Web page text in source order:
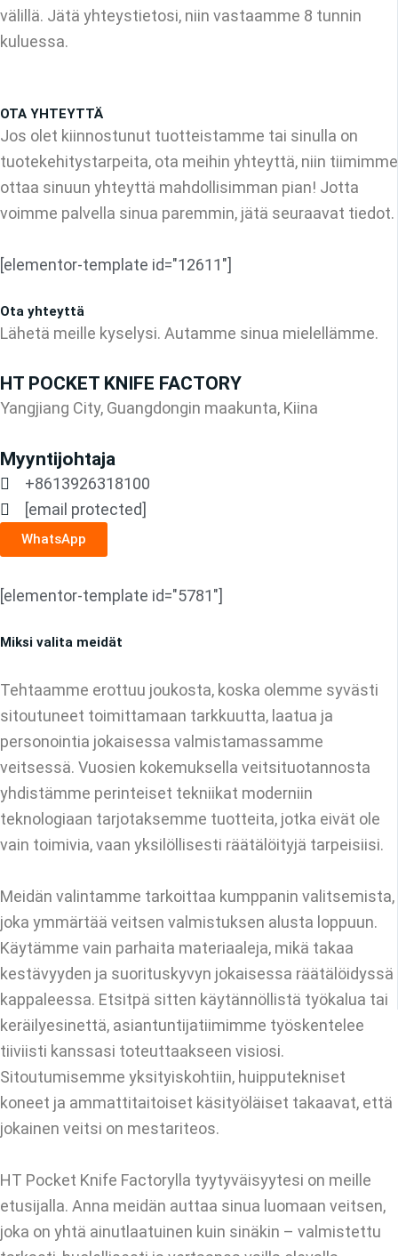
välillä. Jätä yhteystietosi, niin vastaamme 8 tunnin
kuluessa.
OTA YHTEYTTÄ
Jos olet kiinnostunut tuotteistamme tai sinulla on
tuotekehitystarpeita, ota meihin yhteyttä, niin tiimimme
ottaa sinuun yhteyttä mahdollisimman pian! Jotta
voimme palvella sinua paremmin, jätä seuraavat tiedot.
[elementor-template id="12611"]
Ota yhteyttä
Lähetä meille kyselysi. Autamme sinua mielellämme.
HT POCKET KNIFE FACTORY
Yangjiang City, Guangdongin maakunta, Kiina
Myyntijohtaja
+8613926318100
[email protected]
WhatsApp
[elementor-template id="5781"]
Miksi valita meidät
Tehtaamme erottuu joukosta, koska olemme syvästi
sitoutuneet toimittamaan tarkkuutta, laatua ja
personointia jokaisessa valmistamassamme
veitsessä. Vuosien kokemuksella veitsituotannosta
yhdistämme perinteiset tekniikat moderniin
teknologiaan tarjotaksemme tuotteita, jotka eivät ole
vain toimivia, vaan yksilöllisesti räätälöityjä tarpeisiisi.
Meidän valintamme tarkoittaa kumppanin valitsemista,
joka ymmärtää veitsen valmistuksen alusta loppuun.
Käytämme vain parhaita materiaaleja, mikä takaa
kestävyyden ja suorituskyvyn jokaisessa räätälöidyssä
kappaleessa. Etsitpä sitten käytännöllistä työkalua tai
keräilyesinettä, asiantuntijatiimimme työskentelee
tiiviisti kanssasi toteuttaakseen visiosi.
Sitoutumisemme yksityiskohtiin, huipputekniset
koneet ja ammattitaitoiset käsityöläiset takaavat, että
jokainen veitsi on mestariteos.
HT Pocket Knife Factorylla tyytyväisyytesi on meille
etusijalla. Anna meidän auttaa sinua luomaan veitsen,
joka on yhtä ainutlaatuinen kuin sinäkin – valmistettu